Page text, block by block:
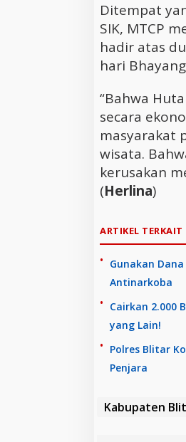
Ditempat
SIK, MTCP
hadir atas
hari
“Bahwa
secara
masyarakat
wisata.
kerusakan
(Herlina)
ARTIKEL TERKAIT
Gunakan
Antinarkoba
Cairkan 2.000
yang Lain!
Polres Blitar
Penjara
Kabupaten